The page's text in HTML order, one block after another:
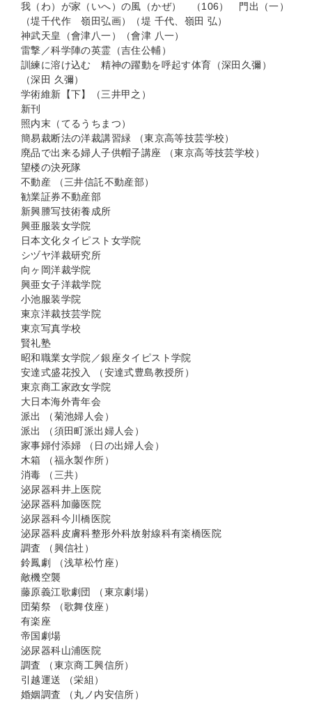
我（わ）が家（いへ）の風（かぜ） （106） 門出（一）
（堤千代作 嶺田弘画）（堤 千代、嶺田 弘）
神武天皇（會津八一）（會津 八一）
雷撃／科学陣の英霊（吉住公輔）
訓練に溶け込む 精神の躍動を呼起す体育（深田久彌）
（深田 久彌）
学術維新【下】（三井甲之）
新刊
照内末（てるうちまつ）
簡易裁断法の洋裁講習緑 （東京高等技芸学校）
廃品で出来る婦人子供帽子講座 （東京高等技芸学校）
望楼の決死隊
不動産 （三井信託不動産部）
勧業証券不動産部
新興謄写技術養成所
興亜服装女学院
日本文化タイピスト女学院
シヅヤ洋裁研究所
向ヶ岡洋裁学院
興亜女子洋裁学院
小池服装学院
東京洋裁技芸学院
東京写真学校
賢礼塾
昭和職業女学院／銀座タイピスト学院
安達式盛花投入 （安達式豊島教授所）
東京商工家政女学院
大日本海外青年会
派出 （菊池婦人会）
派出 （須田町派出婦人会）
家事婦付添婦 （日の出婦人会）
木箱 （福永製作所）
消毒 （三共）
泌尿器科井上医院
泌尿器科加藤医院
泌尿器科今川橋医院
泌尿器科皮膚科整形外科放射線科有楽橋医院
調査 （興信社）
鈴鳳劇 （浅草松竹座）
敵機空襲
藤原義江歌劇団 （東京劇場）
団菊祭 （歌舞伎座）
有楽座
帝国劇場
泌尿器科山浦医院
調査 （東京商工興信所）
引越運送 （栄組）
婚姻調査 （丸ノ内安信所）